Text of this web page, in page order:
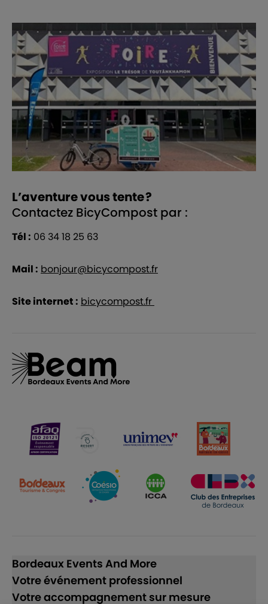
L’aventure vous tente ?
Contactez BicyCompost par :
Tél : 06 34 18 25 63
Mail : bonjour@bicycompost.fr
Site internet : bicycompost.fr
Bordeaux Events And More
Votre événement professionnel
Votre accompagnement sur mesure